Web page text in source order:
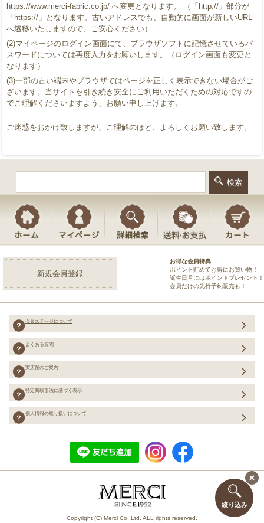
https://www.merci-fabric.co.jp/ へ変更となります。 （「http://」部分が
「https://」となります。古いアドレスでも、自動的に画面が新しいURL
へ遷移いたしますので、ご安心ください）
(2)マイページのログイン画面にて、ブラウザソフトに記憶させているパ
スワードについては再度入力をお願いします。（ログイン画面も変更と
なります）
(3)一部の古い端末やブラウザではページを正しく表示できない場合がご
ざいます。当サイトを引き続き安全にご利用いただくための対応ですの
でご理解くださいますよう、お願い申し上げます。
ご迷惑をおかけ致しますが、ご理解のほど、よろしくお願い致します。
絞り込み
新規会員登録
お得な会員特典
ポイント貯めてお得にお買い物！
誕生日月にはポイントプレゼント！
会員だけの先行予約販売も！
会員ステージについて
よくある質問
実店舗のご案内
特定商取引法に基づく表示
個人情報の取り扱いについて
Copyright (C) Merci Co.,Ltd. ALL rights reserved.